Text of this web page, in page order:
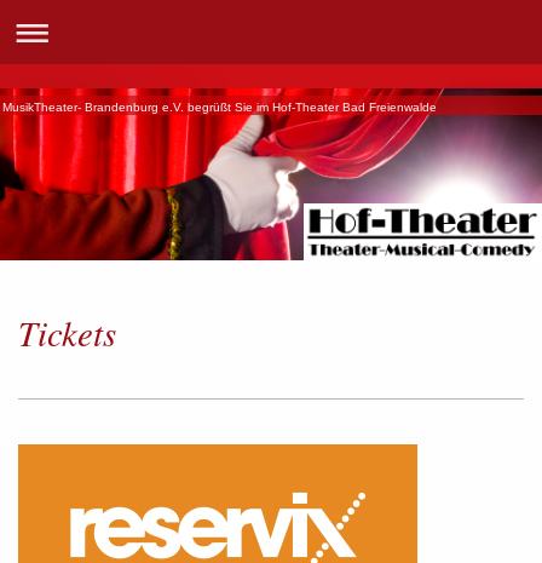
MusikTheater- Brandenburg e.V. begrüßt Sie im Hof-Theater Bad Freienwalde
Tickets